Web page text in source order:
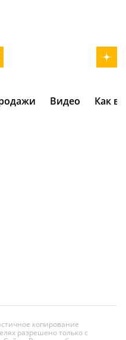
Видео Как
копирование
разрешено только с